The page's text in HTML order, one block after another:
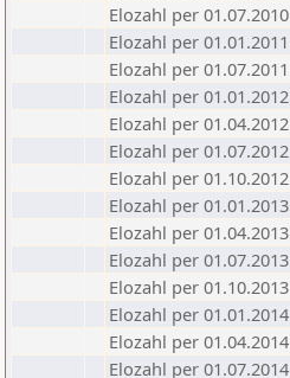
Elozahl per 01.07.2010
Elozahl per 01.01.2011
Elozahl per 01.07.2011
Elozahl per 01.01.2012
Elozahl per 01.04.2012
Elozahl per 01.07.2012
Elozahl per 01.10.2012
Elozahl per 01.01.2013
Elozahl per 01.04.2013
Elozahl per 01.07.2013
Elozahl per 01.10.2013
Elozahl per 01.01.2014
Elozahl per 01.04.2014
Elozahl per 01.07.2014